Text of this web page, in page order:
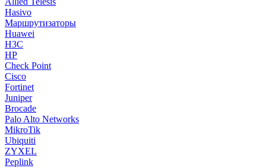
Hasivo
Маршрутизаторы
Huawei
H3C
HP
Check Point
Cisco
Fortinet
Juniper
Brocade
Palo Alto Networks
MikroTik
Ubiquiti
ZYXEL
Peplink